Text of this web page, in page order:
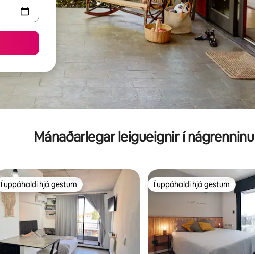
Mánaðarlegar leigueignir í nágrenninu
Í uppáhaldi hjá gestum
Í uppáhaldi hjá gestum Í uppáhaldi hjá gestum
Í uppáhaldi hjá gestum